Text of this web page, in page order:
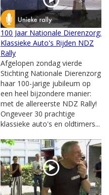
100 Jaar Nationale Dierenzorg:
Klassieke Auto's Rijden NDZ
Rally
Afgelopen zondag vierde
Stichting Nationale Dierenzorg
haar 100-jarige jubileum op
een heel bijzondere manier:
met de allereerste NDZ Rally!
Ongeveer 30 prachtige
klassieke auto's en oldtimers...